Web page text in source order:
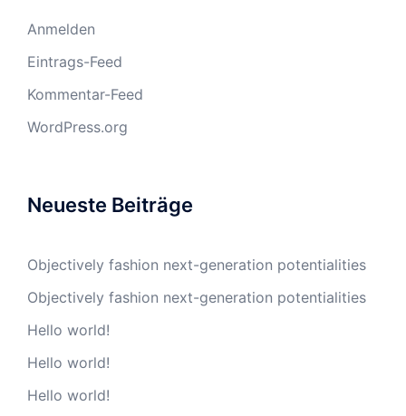
Anmelden
Eintrags-Feed
Kommentar-Feed
WordPress.org
Neueste Beiträge
Objectively fashion next-generation potentialities
Objectively fashion next-generation potentialities
Hello world!
Hello world!
Hello world!